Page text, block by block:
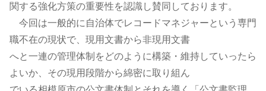
関する強化方策の重要性を認識し賛同しております。
今回は一般的に自治体でレコードマネジャーという専門
職不在の現状で、現用文書から非現用文書
へと一連の管理体制をどのように構築・維持していったら
よいか、その現用段階から綿密に取り組ん